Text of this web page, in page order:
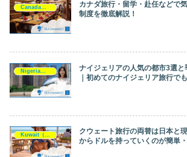
Canada（カナダ）
カナダ旅行・留学・赴任などで
制度を徹底解説！
ナイジェリアの人気の都市3選
｜初めてのナイジェリア旅行で
クウェート旅行の両替は日本と
からドルを持っていくのが簡単・